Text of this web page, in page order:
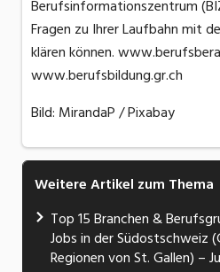
Berufsinformationszentrum
Fragen zu Ihrer Laufbahn mit
klären können.
www.berufsbildung.gr.ch
Bild: MirandaP / Pixabay
Weitere Artikel zum Thema
Top 15 Branchen &
Jobs in der Südostschweiz
Regionen von St. Gallen) –